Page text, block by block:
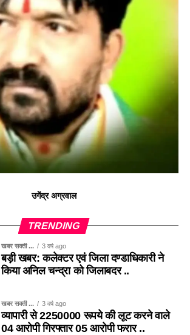
उगेंद्र अग्रवाल
TRENDING
खबर सक्ती ... 3 वर्ष ago
बड़ी खबर: कलेक्टर एवं जिला दण्डाधिकारी ने
किया अनिल चन्द्रा को जिलाबदर ..
खबर सक्ती ... 3 वर्ष ago
व्यापारी से 2250000 रूपये की लूट करने वाले
04 आरोपी गिरफ्तार 05 आरोपी फरार ..